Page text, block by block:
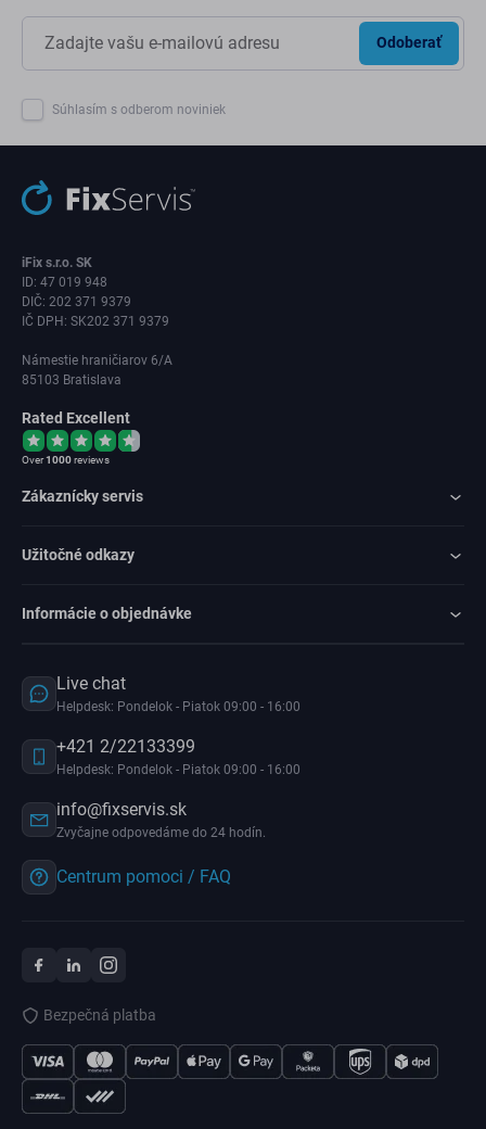
Odoberať
Súhlasím s odberom noviniek
iFix s.r.o. SK
ID: 47 019 948
DIČ: 202 371 9379
IČ DPH: SK202 371 9379
Námestie hraničiarov 6/A
85103 Bratislava
Rated Excellent
Over1000reviews
Zákaznícky servis
Užitočné odkazy
Informácie o objednávke
Live chat
Helpdesk: Pondelok - Piatok 09:00 - 16:00
+421 2/22133399
Helpdesk: Pondelok - Piatok 09:00 - 16:00
info@fixservis.sk
Zvyčajne odpovedáme do 24 hodín.
Centrum pomoci / FAQ
Bezpečná platba